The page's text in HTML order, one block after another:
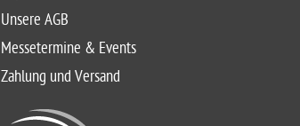
Unsere AGB
Messetermine & Events
Zahlung und Versand